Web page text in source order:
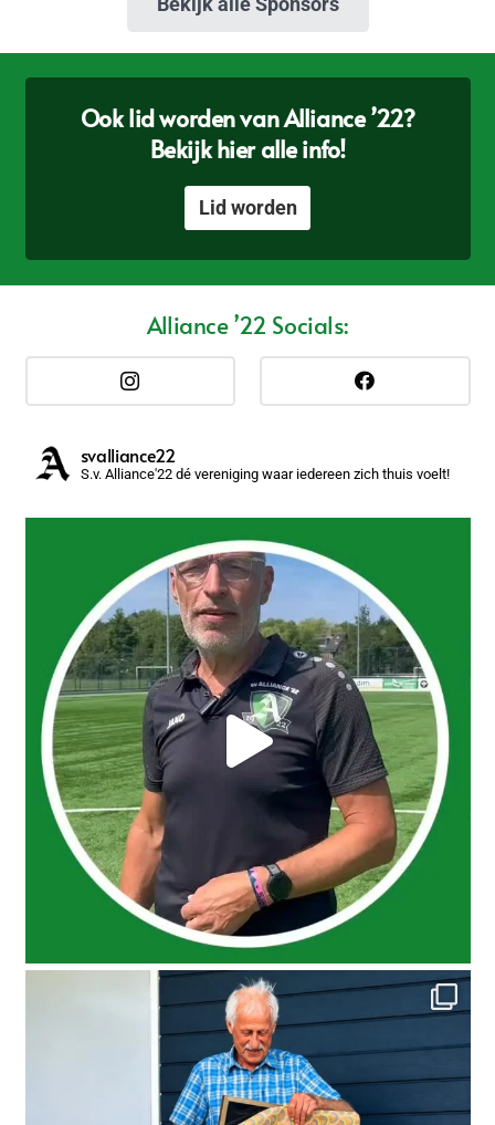
Ook lid worden van Alliance ’22?
Bekijk hier alle info!
Lid worden
Alliance ’22 Socials:
svalliance22
S.v. Alliance'22 dé vereniging waar iedereen zich thuis voelt!